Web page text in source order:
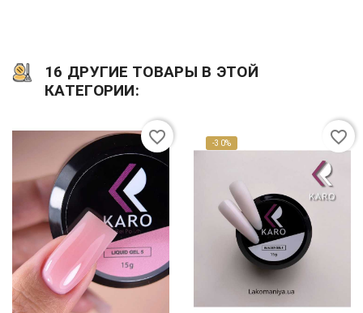
16 ДРУГИЕ ТОВАРЫ В ЭТОЙ
КАТЕГОРИИ:
favorite_border -30% favorite_border